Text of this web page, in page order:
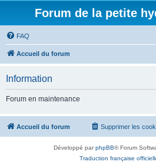
Forum de la petite
FAQ
Accueil du forum
Information
Forum en maintenance
Accueil du forum Supprimer les
Développé parphpBB® Forum
Traduction française